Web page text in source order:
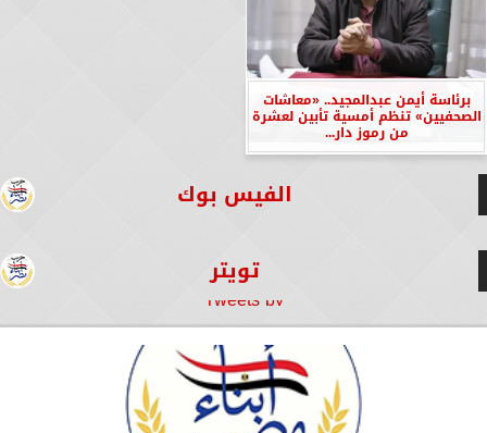
برئاسة أيمن عبدالمجيد.. «معاشات
الصحفيين» تنظم أمسية تأبين لعشرة
من رموز دار...
الفيس بوك
تويتر
Tweets by